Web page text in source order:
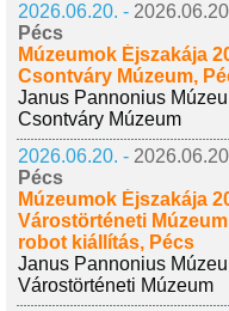
2026.06.20. -
Pécs
Múzeumok Éjszakája
Csontváry Múzeum,
Janus Pannonius
Csontváry Múzeum
2026.06.20. -
Pécs
Múzeumok Éjszakája
Várostörténeti
robot kiállítás, Pécs
Janus Pannonius
Várostörténeti Múzeum